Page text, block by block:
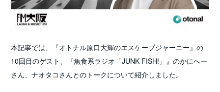
本記事では、『オトナル原口大輝のエスケープジャーニー』の
10回目のゲスト、『魚食系ラジオ「JUNK FISH!」』のかにへー
さん、ナオタコさんとのトークについて紹介しました。